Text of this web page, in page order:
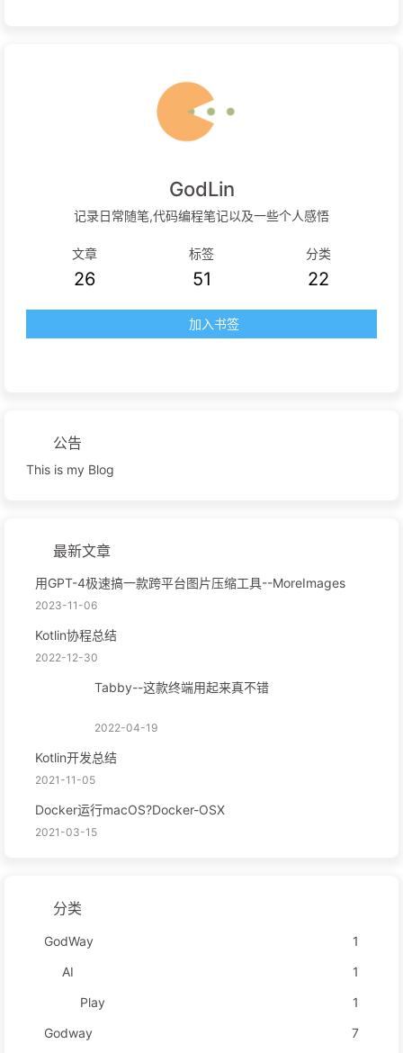
GodLin
记录日常随笔,代码编程笔记以及一些个人感悟
文章
26
标签
51
分类
22
加入书签
公告
This is my Blog
最新文章
用GPT-4极速搞一款跨平台图片压缩工具--MoreImages
2023-11-06
Kotlin协程总结
2022-12-30
Tabby--这款终端用起来真不错
2022-04-19
Kotlin开发总结
2021-11-05
Docker运行macOS?Docker-OSX
2021-03-15
分类
GodWay
1
AI
1
Play
1
Godway
7